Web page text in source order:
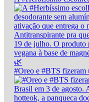
#Oreo e #BTS